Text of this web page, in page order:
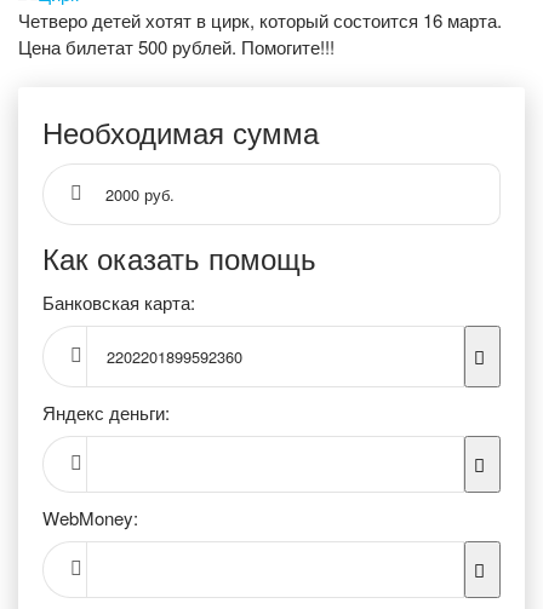
Четверо детей хотят в цирк, который состоится 16 марта.
Цена билетат 500 рублей. Помогите!!!
Необходимая сумма
2000 руб.
Как оказать помощь
Банковская карта:
2202201899592360
Яндекс деньги:
WebMoney: